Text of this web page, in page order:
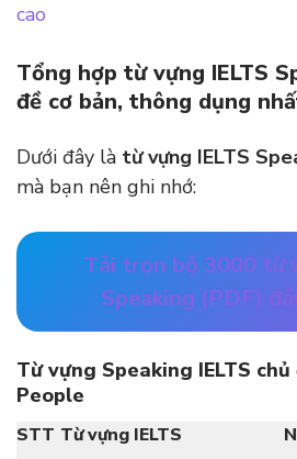
cao
Tổng hợp từ vựng IELTS
đề cơ bản, thông dụng
Dưới đây là từ vựng IELTS
mà bạn nên ghi nhớ:
Tải trọn bộ 3000 từ
Speaking (PDF)
Từ vựng Speaking IELTS chủ
People
STT Từ vựng IELTS